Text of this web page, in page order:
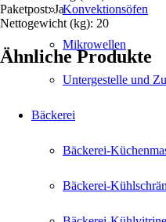
Konvektionsöfen
Mikrowellen
Untergestelle und
Bäckerei
Bäckerei-
Bäckerei-
Paketpost: Ja
Nettogewicht (kg): 20
Ähnliche Produkte